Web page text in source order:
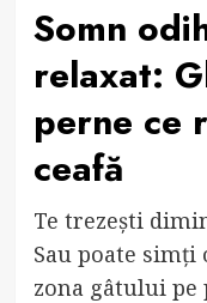
Somn
relaxat:
perne ce
ceafă
Te trezești
Sau poate
zona gâtului